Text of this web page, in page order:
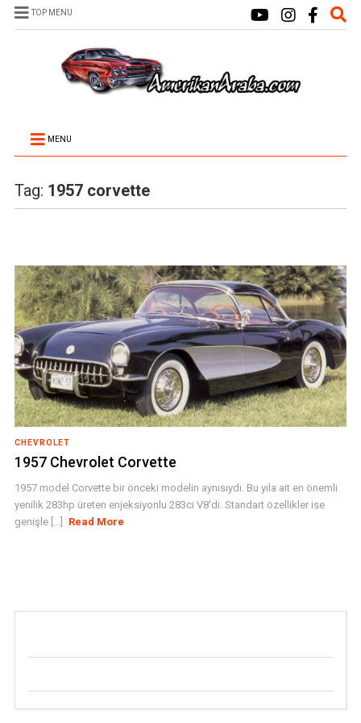
TOP MENU
MENU
Tag: 1957 corvette
CHEVROLET
1957 Chevrolet Corvette
1957 model Corvette bir önceki modelin aynısıydı. Bu yıla ait en önemli
yenilik 283hp üreten enjeksiyonlu 283ci V8'di. Standart özellikler ise
genişle [...]
Read More